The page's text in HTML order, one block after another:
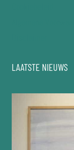
LAATSTE NIEUWS